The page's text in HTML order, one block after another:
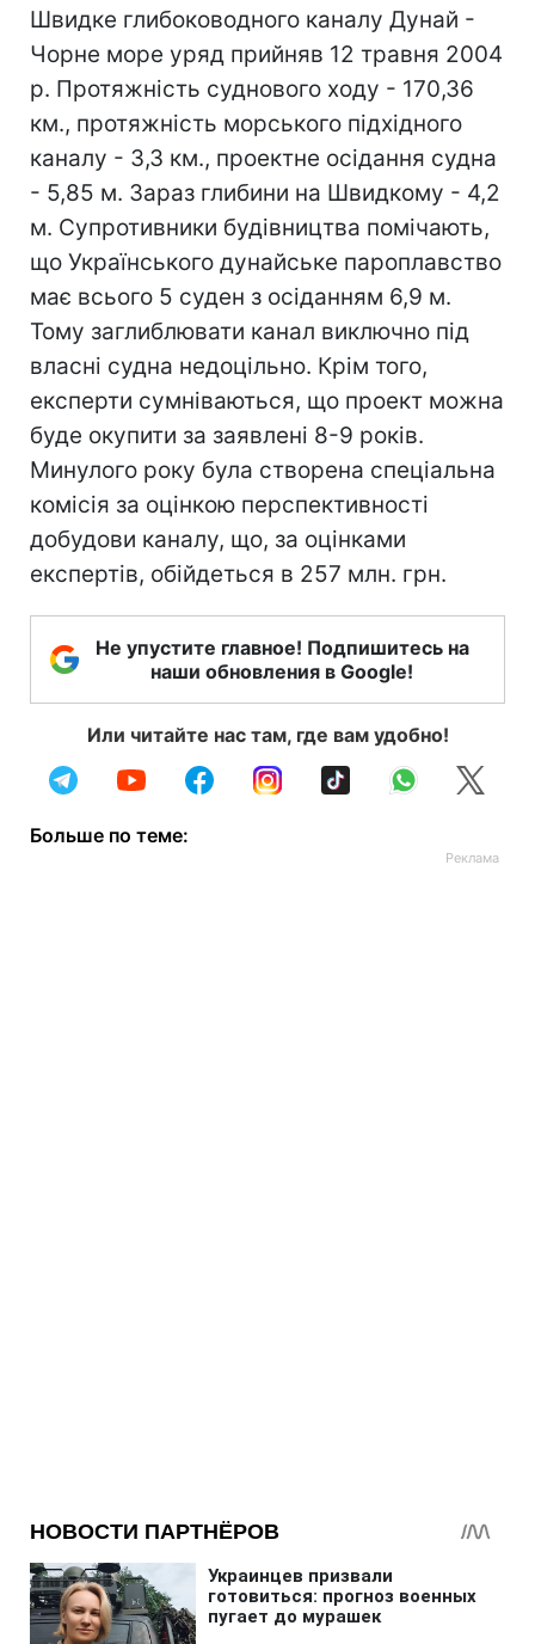
Швидке глибоководного каналу Дунай -
Чорне море уряд прийняв 12 травня 2004
р. Протяжність суднового ходу - 170,36
км., протяжність морського підхідного
каналу - 3,3 км., проектне осідання судна
- 5,85 м. Зараз глибини на Швидкому - 4,2
м. Супротивники будівництва помічають,
що Українського дунайське пароплавство
має всього 5 суден з осіданням 6,9 м.
Тому заглиблювати канал виключно під
власні судна недоцільно. Крім того,
експерти сумніваються, що проект можна
буде окупити за заявлені 8-9 років.
Минулого року була створена спеціальна
комісія за оцінкою перспективності
добудови каналу, що, за оцінками
експертів, обійдеться в 257 млн. грн.
Не упустите главное! Подпишитесь на
наши обновления в Google!
Или читайте нас там, где вам удобно!
Больше по теме: